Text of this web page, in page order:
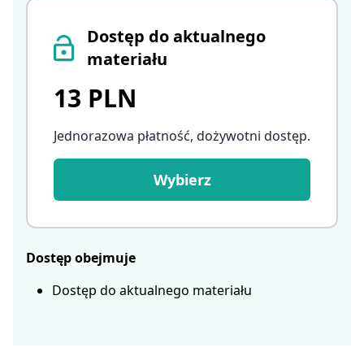
Dostęp do aktualnego
materiału
13 PLN
Jednorazowa płatność, dożywotni dostęp.
Wybierz
Dostęp obejmuje
Dostęp do aktualnego materiału